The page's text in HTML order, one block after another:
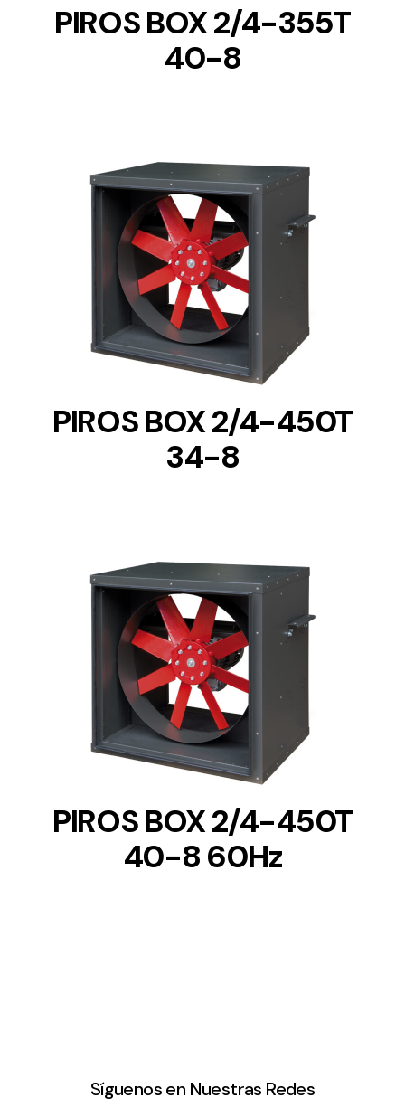
PIROS BOX 2/4-355T
40-8
DETAILS
PIROS BOX 2/4-450T
34-8
DETAILS
PIROS BOX 2/4-450T
40-8 60Hz
Síguenos en Nuestras Redes